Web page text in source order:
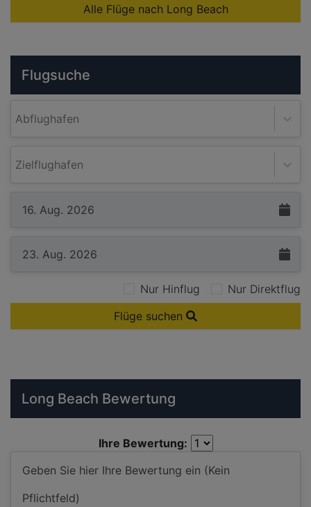
Alle Flüge nach Long Beach
Flugsuche
Abflughafen
Zielflughafen
Nur Hinflug
Nur Direktflug
Flüge suchen
Long Beach Bewertung
Ihre Bewertung: